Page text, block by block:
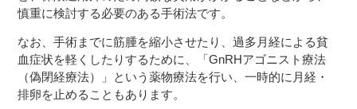
慎重に検討する必要のある手術法です。
なお、手術までに筋腫を縮小させたり、過多月経による貧
血症状を軽くしたりするために、「GnRHアゴニスト療法
（偽閉経療法）」という薬物療法を行い、一時的に月経・
排卵を止めることもあります。